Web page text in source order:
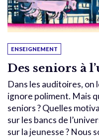
ENSEIGNEMENT
Des seniors à
Dans les auditoires, on
ignore poliment. Mais
seniors ? Quelles
sur les bancs de
sur la jeunesse ? Nous